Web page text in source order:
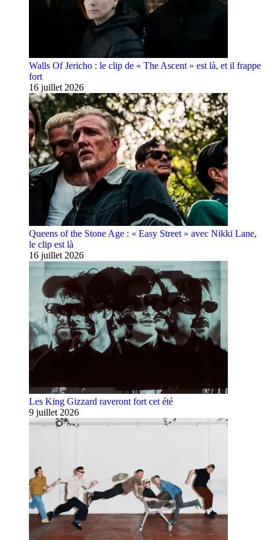
Walls Of Jericho : le clip de « The Ascent » est là, et il frappe
fort
16 juillet 2026
Queens of the Stone Age : « Easy Street » avec Nikki Lane,
le clip est là
16 juillet 2026
Les King Gizzard raveront fort cet été
9 juillet 2026